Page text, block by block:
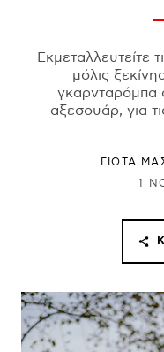
Εκμεταλλευτείτε
μόλις
γκαρνταρόμπα
αξεσουάρ, για
ΓΙΩΤΑ
1